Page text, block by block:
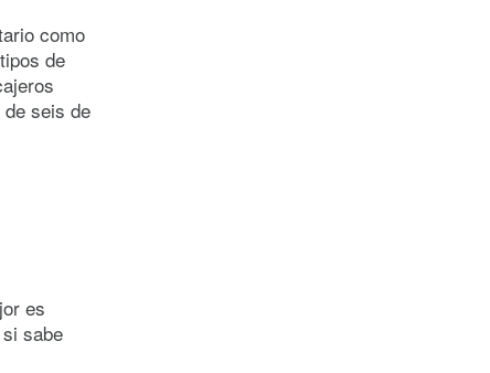
como
de
seis de
es
sabe